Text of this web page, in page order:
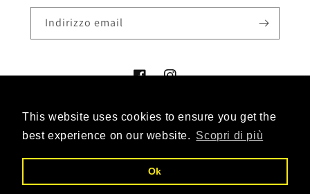
This website uses cookies to ensure you get the
best experience on our website. Scopri di più
Ok
This website uses cookies to ensure you get the
best experience on our website. Scopri di più
Ok
Indirizzo email
Metodi
© 2026,eclaserstudiostore Powered by Shopify